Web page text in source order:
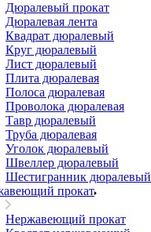
Дюралевый прокат
Дюралевая лента
Квадрат дюралевый
Круг дюралевый
Лист дюралевый
Плита дюралевая
Полоса дюралевая
Проволока дюралевая
Тавр дюралевый
Труба дюралевая
Уголок дюралевый
Швеллер дюралевый
Шестигранник дюралевый
прокат
Нержавеющий прокат